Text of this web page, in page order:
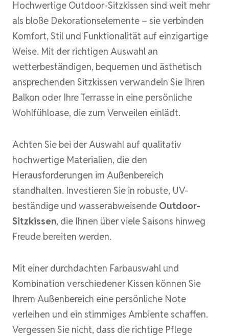
Hochwertige Outdoor-Sitzkissen sind weit mehr
als bloße Dekorationselemente – sie verbinden
Komfort, Stil und Funktionalität auf einzigartige
Weise. Mit der richtigen Auswahl an
wetterbeständigen, bequemen und ästhetisch
ansprechenden Sitzkissen verwandeln Sie Ihren
Balkon oder Ihre Terrasse in eine persönliche
Wohlfühloase, die zum Verweilen einlädt.
Achten Sie bei der Auswahl auf qualitativ
hochwertige Materialien, die den
Herausforderungen im Außenbereich
standhalten. Investieren Sie in robuste, UV-
beständige und wasserabweisende Outdoor-
Sitzkissen, die Ihnen über viele Saisons hinweg
Freude bereiten werden.
Mit einer durchdachten Farbauswahl und
Kombination verschiedener Kissen können Sie
Ihrem Außenbereich eine persönliche Note
verleihen und ein stimmiges Ambiente schaffen.
Vergessen Sie nicht, dass die richtige Pflege